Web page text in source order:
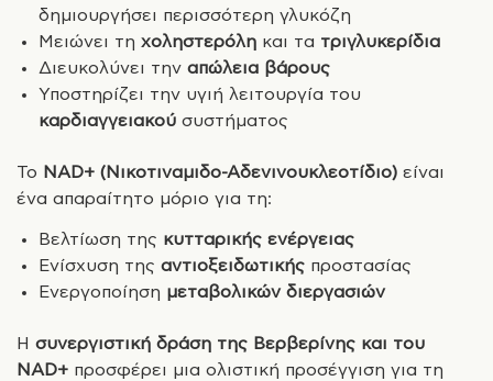
δημιουργήσει περισσότερη γλυκόζη
Μειώνει τη χοληστερόλη και τα τριγλυκερίδια
Διευκολύνει την απώλεια βάρους
Υποστηρίζει την υγιή λειτουργία του
καρδιαγγειακού συστήματος
Το NAD+ (Νικοτιναμιδο-Αδενινουκλεοτίδιο) είναι
ένα απαραίτητο μόριο για τη:
Βελτίωση της κυτταρικής ενέργειας
Ενίσχυση της αντιοξειδωτικής προστασίας
Ενεργοποίηση μεταβολικών διεργασιών
Η συνεργιστική δράση της Βερβερίνης και του
NAD+ προσφέρει μια ολιστική προσέγγιση για τη